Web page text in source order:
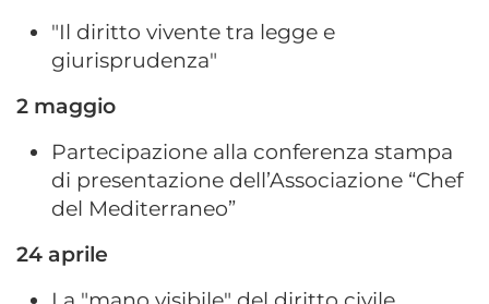
"Il diritto vivente tra legge e
giurisprudenza"
2 maggio
Partecipazione alla conferenza stampa
di presentazione dell’Associazione “Chef
del Mediterraneo”
24 aprile